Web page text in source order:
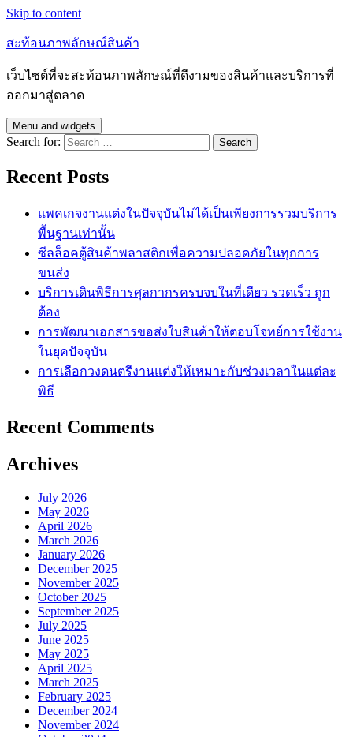
Skip to content
สะท้อนภาพลักษณ์สินค้า
เว็บไซต์ที่จะสะท้อนภาพลักษณ์ที่ดีงามของสินค้าและบริการที่
ออกมาสู่ตลาด
Menu and widgets
Search for:
Recent Posts
แพคเกจงานแต่งในปัจจุบันไม่ได้เป็นเพียงการรวมบริการ
พื้นฐานเท่านั้น
ซีลล็อคตู้สินค้าพลาสติกเพื่อความปลอดภัยในทุกการ
ขนส่ง
บริการเดินพิธีการศุลกากรครบจบในที่เดียว รวดเร็ว ถูก
ต้อง
การพัฒนาเอกสารขอส่งใบสินค้าให้ตอบโจทย์การใช้งาน
ในยุคปัจจุบัน
การเลือกวงดนตรีงานแต่งให้เหมาะกับช่วงเวลาในแต่ละ
พิธี
Recent Comments
Archives
July 2026
May 2026
April 2026
March 2026
January 2026
December 2025
November 2025
October 2025
September 2025
July 2025
June 2025
May 2025
April 2025
March 2025
February 2025
December 2024
November 2024